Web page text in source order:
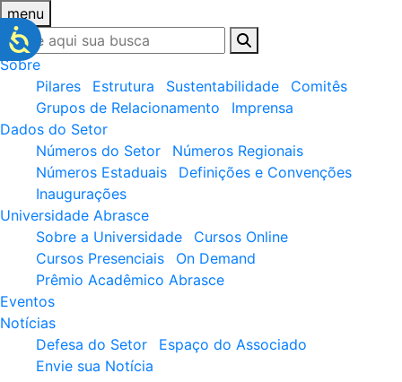
menu
Sobre
Pilares
Estrutura Sustentabilidade
Comitês
Grupos de Relacionamento
Imprensa
Dados do Setor
Números do Setor
Números Regionais
Números Estaduais
Definições e Convenções
Inaugurações
Universidade Abrasce
Sobre a Universidade
Cursos Online
Cursos Presenciais
On Demand
Prêmio Acadêmico Abrasce
Eventos
Notícias
Defesa do Setor
Espaço do Associado
Envie sua Notícia